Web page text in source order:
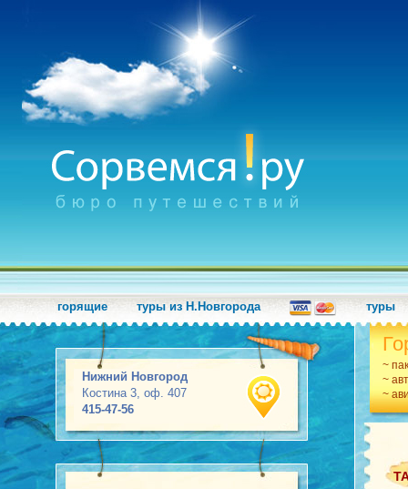
горящие туры из Н.Новгорода туры
Нижний Новгород
Костина 3, оф. 407
415-47-56
~
~
~